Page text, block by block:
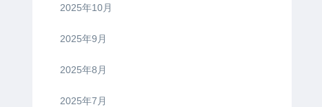
2025年10月
2025年9月
2025年8月
2025年7月